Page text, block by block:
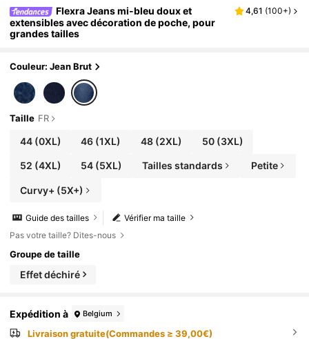
Flexra Jeans mi-bleu doux et
extensibles avec décoration de poche, pour
grandes tailles
4,61 (100+)
Couleur: Jean Brut
Taille FR
44(0XL) 46 (1XL) 48(2XL) 50(3XL)
52 (4XL) 54 (5XL) Tailles standards Petite
Curvy+ (5X+)
Vérifier ma taille
Guide des tailles
Pas votre taille? Dites-nous
Groupe de taille
Effet déchiré
Expédition à Belgium
Livraison gratuite(Commandes ≥ 39,00€)